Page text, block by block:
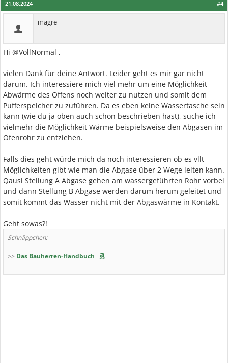
#4
21.08.2024
magre
Hi @VollNormal ,
vielen Dank für deine Antwort. Leider geht es mir gar nicht
darum. Ich interessiere mich viel mehr um eine Möglichkeit
Abwärme des Offens noch weiter zu nutzen und somit dem
Pufferspeicher zu zuführen. Da es eben keine Wassertasche sein
kann (wie du ja oben auch schon beschrieben hast), suche ich
vielmehr die Möglichkeit Wärme beispielsweise den Abgasen im
Ofenrohr zu entziehen.
Falls dies geht würde mich da noch interessieren ob es vllt
Möglichkeiten gibt wie man die Abgase über 2 Wege leiten kann.
Qausi Stellung A Abgase gehen am wassergeführten Rohr vorbei
und dann Stellung B Abgase werden darum herum geleitet und
somit kommt das Wasser nicht mit der Abgaswärme in Kontakt.
Geht sowas?!
Schnäppchen:
>> Das Bauherren-Handbuch